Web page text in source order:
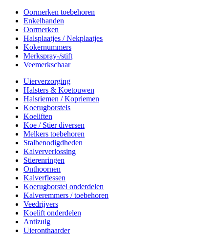
Oormerken toebehoren
Enkelbanden
Oormerken
Halsplaatjes / Nekplaatjes
Kokernummers
Merkspray-/stift
Veemerkschaar
Uierverzorging
Halsters & Koetouwen
Halsriemen / Kopriemen
Koerugborstels
Koeliften
Koe / Stier diversen
Melkers toebehoren
Stalbenodigdheden
Kalververlossing
Stierenringen
Onthoornen
Kalverflessen
Koerugborstel onderdelen
Kalveremmers / toebehoren
Veedrijvers
Koelift onderdelen
Antizuig
Uieronthaarder